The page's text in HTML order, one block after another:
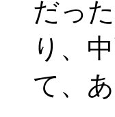
だっ
り、
て、